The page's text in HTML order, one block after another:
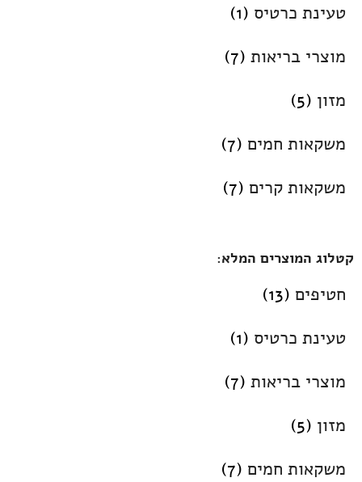
טעינת כרטיס (1)
מוצרי בריאות (7)
מזון (5)
משקאות חמים (7)
משקאות קרים (7)
קטלוג המוצרים המלא:
חטיפים (13)
טעינת כרטיס (1)
מוצרי בריאות (7)
מזון (5)
משקאות חמים (7)